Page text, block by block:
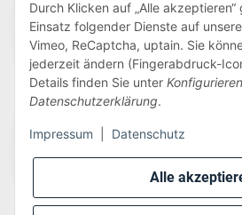
Alle
Durch Klicken auf „Alle
Einsatz folgender Dienste auf
Vimeo, ReCaptcha, uptain. Sie
jederzeit ändern (Fingerabdruck-
Details finden Sie unter Konfigurieren
Datenschutzerklärung.
Impressum Datenschutz
Wir versenden via: